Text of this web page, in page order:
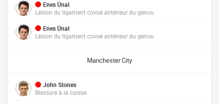
Enes Ünal
Lésion du ligament croisé antérieur du genou
Enes Ünal
Lésion du ligament croisé antérieur du genou
Manchester City
John Stones
Blessure à la cuisse